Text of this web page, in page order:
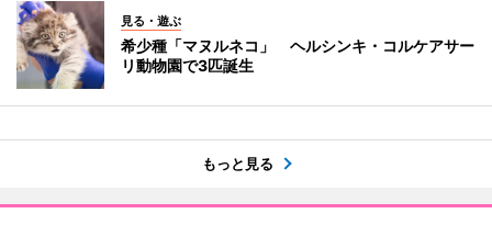
見る・遊ぶ
希少種「マヌルネコ」 ヘルシンキ・コルケアサー
リ動物園で3匹誕生
もっと見る